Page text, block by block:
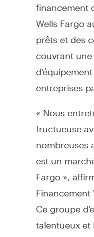
Wells Fargo
prêts et des
couvrant
entreprises
« Nous
fructueuse
nombreuses
est un
Fargo »,
Ce groupe
talentueux